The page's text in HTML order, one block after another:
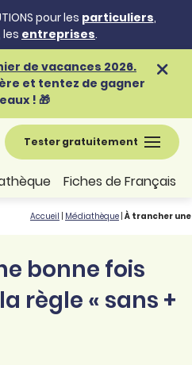
pour les particuliers,
les entreprises.
de vacances 2026.
et tentez de gagner
! 🎁
Tester gratuitement
Fiches de Français
Accueil Médiathèque À trancher
bonne fois
règle « sans +